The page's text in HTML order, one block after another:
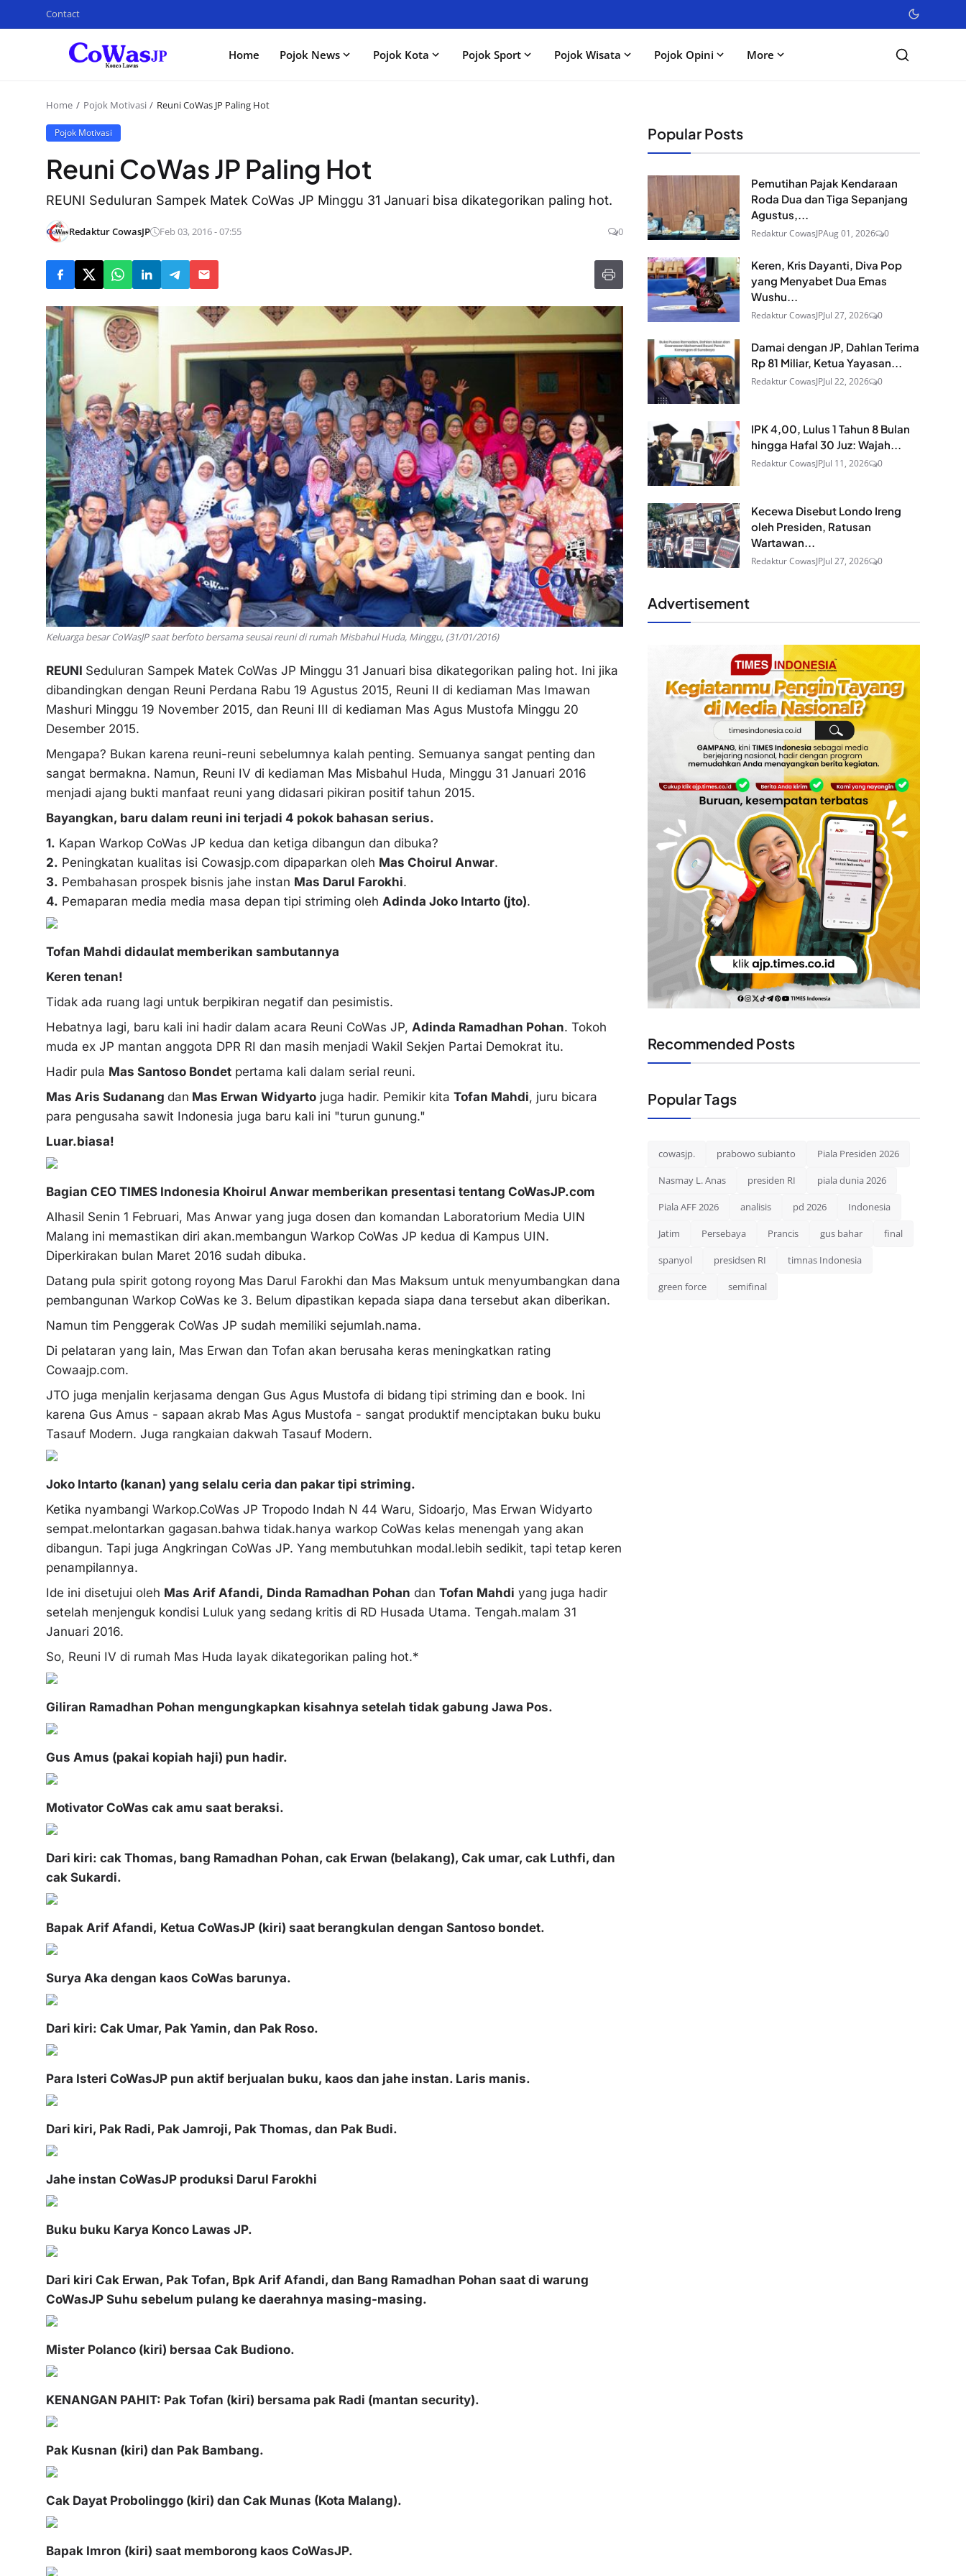
Contact
Home Pojok News Pojok Kota Pojok Sport Pojok Wisata Pojok Opini More
Home Pojok Motivasi Reuni CoWas JP Paling Hot
Pojok Motivasi
Reuni CoWas JP Paling Hot
REUNI Seduluran Sampek Matek CoWas JP Minggu 31 Januari bisa dikategorikan paling hot.
Redaktur CowasJP Feb 03, 2016 - 07:55 0
Keluarga besar CoWasJP saat berfoto bersama seusai reuni di rumah Misbahul Huda, Minggu, (31/01/2016)
REUNI Seduluran Sampek Matek CoWas JP Minggu 31 Januari bisa dikategorikan paling hot. Ini jika
dibandingkan dengan Reuni Perdana Rabu 19 Agustus 2015, Reuni II di kediaman Mas Imawan
Mashuri Minggu 19 November 2015, dan Reuni III di kediaman Mas Agus Mustofa Minggu 20
Desember 2015.
Mengapa? Bukan karena reuni-reuni sebelumnya kalah penting. Semuanya sangat penting dan
sangat bermakna. Namun, Reuni IV di kediaman Mas Misbahul Huda, Minggu 31 Januari 2016
menjadi ajang bukti manfaat reuni yang didasari pikiran positif tahun 2015.
Bayangkan, baru dalam reuni ini terjadi 4 pokok bahasan serius.
1. Kapan Warkop CoWas JP kedua dan ketiga dibangun dan dibuka?
2. Peningkatan kualitas isi Cowasjp.com dipaparkan oleh Mas Choirul Anwar.
3. Pembahasan prospek bisnis jahe instan Mas Darul Farokhi.
4. Pemaparan media media masa depan tipi striming oleh Adinda Joko Intarto (jto).
Tofan Mahdi didaulat memberikan sambutannya
Keren tenan!
Tidak ada ruang lagi untuk berpikiran negatif dan pesimistis.
Hebatnya lagi, baru kali ini hadir dalam acara Reuni CoWas JP, Adinda Ramadhan Pohan. Tokoh
muda ex JP mantan anggota DPR RI dan masih menjadi Wakil Sekjen Partai Demokrat itu.
Hadir pula Mas Santoso Bondet pertama kali dalam serial reuni.
Mas Aris Sudanang dan Mas Erwan Widyarto juga hadir. Pemikir kita Tofan Mahdi, juru bicara
para pengusaha sawit Indonesia juga baru kali ini "turun gunung."
Luar.biasa!
Bagian CEO TIMES Indonesia Khoirul Anwar memberikan presentasi tentang CoWasJP.com
Alhasil Senin 1 Februari, Mas Anwar yang juga dosen dan komandan Laboratorium Media UIN
Malang ini memastikan diri akan.membangun Warkop CoWas JP kedua di Kampus UIN.
Diperkirakan bulan Maret 2016 sudah dibuka.
Datang pula spirit gotong royong Mas Darul Farokhi dan Mas Maksum untuk menyumbangkan dana
pembangunan Warkop CoWas ke 3. Belum dipastikan kepada siapa dana tersebut akan diberikan.
Namun tim Penggerak CoWas JP sudah memiliki sejumlah.nama.
Di pelataran yang lain, Mas Erwan dan Tofan akan berusaha keras meningkatkan rating
Cowaajp.com.
JTO juga menjalin kerjasama dengan Gus Agus Mustofa di bidang tipi striming dan e book. Ini
karena Gus Amus - sapaan akrab Mas Agus Mustofa - sangat produktif menciptakan buku buku
Tasauf Modern. Juga rangkaian dakwah Tasauf Modern.
Joko Intarto (kanan) yang selalu ceria dan pakar tipi striming.
Ketika nyambangi Warkop.CoWas JP Tropodo Indah N 44 Waru, Sidoarjo, Mas Erwan Widyarto
sempat.melontarkan gagasan.bahwa tidak.hanya warkop CoWas kelas menengah yang akan
dibangun. Tapi juga Angkringan CoWas JP. Yang membutuhkan modal.lebih sedikit, tapi tetap keren
penampilannya.
Ide ini disetujui oleh Mas Arif Afandi, Dinda Ramadhan Pohan dan Tofan Mahdi yang juga hadir
setelah menjenguk kondisi Luluk yang sedang kritis di RD Husada Utama. Tengah.malam 31
Januari 2016.
So, Reuni IV di rumah Mas Huda layak dikategorikan paling hot.*
Giliran Ramadhan Pohan mengungkapkan kisahnya setelah tidak gabung Jawa Pos.
Gus Amus (pakai kopiah haji) pun hadir.
Motivator CoWas cak amu saat beraksi.
Dari kiri: cak Thomas, bang Ramadhan Pohan, cak Erwan (belakang), Cak umar, cak Luthfi, dan
cak Sukardi.
Bapak Arif Afandi, Ketua CoWasJP (kiri) saat berangkulan dengan Santoso bondet.
Surya Aka dengan kaos CoWas barunya.
Dari kiri: Cak Umar, Pak Yamin, dan Pak Roso.
Para Isteri CoWasJP pun aktif berjualan buku, kaos dan jahe instan. Laris manis.
Dari kiri, Pak Radi, Pak Jamroji, Pak Thomas, dan Pak Budi.
Jahe instan CoWasJP produksi Darul Farokhi
Buku buku Karya Konco Lawas JP.
Dari kiri Cak Erwan, Pak Tofan, Bpk Arif Afandi, dan Bang Ramadhan Pohan saat di warung
CoWasJP Suhu sebelum pulang ke daerahnya masing-masing.
Mister Polanco (kiri) bersaa Cak Budiono.
KENANGAN PAHIT: Pak Tofan (kiri) bersama pak Radi (mantan security).
Pak Kusnan (kiri) dan Pak Bambang.
Cak Dayat Probolinggo (kiri) dan Cak Munas (Kota Malang).
Bapak Imron (kiri) saat memborong kaos CoWasJP.
Popular Posts
Pemutihan Pajak Kendaraan
Roda Dua dan Tiga Sepanjang
Agustus,...
Redaktur CowasJPAug 01, 2026 0
Keren, Kris Dayanti, Diva Pop
yang Menyabet Dua Emas
Wushu...
Redaktur CowasJPJul 27, 2026 0
Damai dengan JP, Dahlan Terima
Rp 81 Miliar, Ketua Yayasan...
Redaktur CowasJPJul 22, 2026 0
IPK 4,00, Lulus 1 Tahun 8 Bulan
hingga Hafal 30 Juz: Wajah...
Redaktur CowasJPJul 11, 2026 0
Kecewa Disebut Londo Ireng
oleh Presiden, Ratusan
Wartawan...
Redaktur CowasJPJul 27, 2026 0
Advertisement
Recommended Posts
Popular Tags
cowasjp. prabowo subianto Piala Presiden 2026
Nasmay L. Anas presiden RI piala dunia 2026
Piala AFF 2026 analisis pd 2026 Indonesia
Jatim Persebaya Prancis gus bahar final
spanyol presidsen RI timnas Indonesia
green force semifinal